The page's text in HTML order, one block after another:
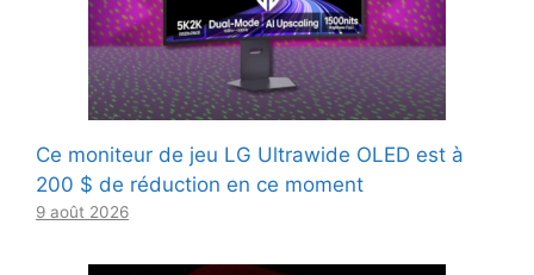
Ce moniteur de jeu LG Ultrawide OLED est à
200 $ de réduction en ce moment
9 août 2026